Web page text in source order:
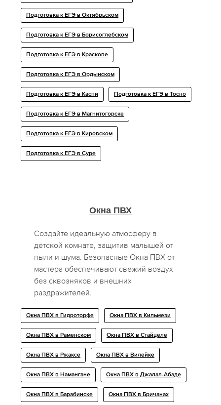
Подготовка к ЕГЭ в Октябрьском
Подготовка к ЕГЭ в Борисоглебском
Подготовка к ЕГЭ в Краскове
Подготовка к ЕГЭ в Ордынском
Подготовка к ЕГЭ в Каспи Подготовка к ЕГЭ в Тосно
Подготовка к ЕГЭ в Магнитогорске
Подготовка к ЕГЭ в Кировском
Подготовка к ЕГЭ в Суре
Окна ПВХ
Создайте идеальную атмосферу в
детской комнате, защитив малышей от
пыли и шума. Безопасные Окна ПВХ от
мастера обеспечивают свежий воздух
без сквозняков и внешних
раздражителей.
Окна ПВХ в Гидроторфе Окна ПВХ в Кильмези
Окна ПВХ в Раменском Окна ПВХ в Стайцеле
Окна ПВХ в Ржаксе Окна ПВХ в Вилейке
Окна ПВХ в Намангане Окна ПВХ в Джалал-Абаде
Окна ПВХ в Барабинске Окна ПВХ в Бричанах